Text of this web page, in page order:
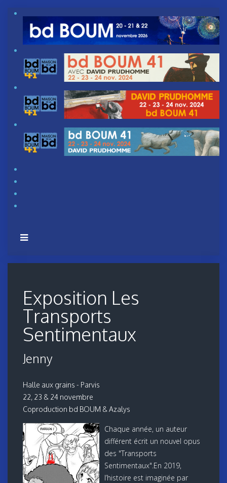
Exposition Les
Transports
Sentimentaux
Jenny
Halle aux grains - Parvis
22, 23 & 24 novembre
Coproduction bd BOUM & Azalys
Chaque année, un auteur
différent écrit un nouvel opus
des "Transports
Sentimentaux".En 2019,
l’histoire est imaginée par